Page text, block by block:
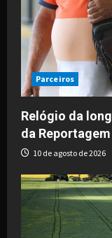
Parceiros
Relógio da
da Reportagem
10 de agosto de 2026